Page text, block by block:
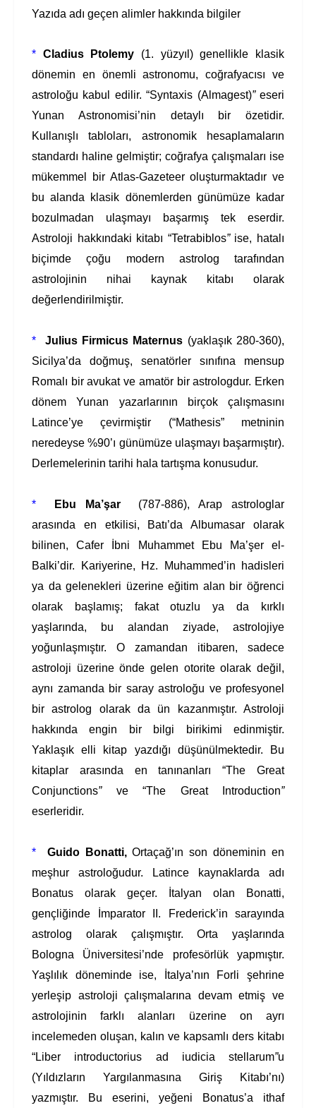
Yazıda adı geçen alimler hakkında bilgiler
* Cladius Ptolemy (1. yüzyıl) genellikle klasik
dönemin en önemli astronomu, coğrafyacısı ve
astroloğu kabul edilir. “Syntaxis (Almagest)”eseri
Yunan Astronomisi’nin detaylı bir özetidir.
Kullanışlı tabloları,
astronomik hesaplamaların
standardı haline gelmiştir; coğrafya çalışmaları ise
mükemmel bir Atlas-Gazeteer oluşturmaktadır ve
bu alanda klasik dönemlerden günümüze kadar
bozulmadan ulaşmayı başarmış tek eserdir.
Astroloji hakkındaki kitabı “Tetrabiblos” ise, hatalı
biçimde
çoğu modern astrolog tarafından
astrolojinin nihai kaynak kitabı olarak
değerlendirilmiştir.
* Julius Firmicus Maternus (yaklaşık 280-360),
Sicilya’da doğmuş, senatörler sınıfına mensup
Romalı bir avukat ve amatör bir astrologdur. Erken
dönem Yunan yazarlarının birçok çalışmasını
Latince’ye çevirmiştir (“Mathesis” metninin
neredeyse %90’ı günümüze ulaşmayı başarmıştır).
Derlemelerinin tarihi hala tartışma konusudur.
* Ebu Ma’şar
(787-886), Arap astrologlar
arasında en etkilisi, Batı’da Albumasar olarak
bilinen, Cafer İbni Muhammet Ebu Ma’şer el-
Balki’dir. Kariyerine, Hz. Muhammed’in hadisleri
ya da gelenekleri üzerine eğitim alan bir öğrenci
olarak başlamış; fakat otuzlu ya da kırklı
yaşlarında, bu alandan ziyade, astrolojiye
yoğunlaşmıştır. O zamandan itibaren, sadece
astroloji üzerine önde gelen otorite olarak değil,
aynı zamanda bir saray astroloğu ve profesyonel
bir astrolog olarak da ün kazanmıştır. Astroloji
hakkında engin bir bilgi birikimi edinmiştir.
Yaklaşık elli kitap yazdığı düşünülmektedir. Bu
kitaplar arasında en tanınanları “The Great
Conjunctions”ve “The Great Introduction”
eserleridir.
* Guido Bonatti,Ortaçağ’ın son döneminin en
meşhur astroloğudur. Latince kaynaklarda adı
Bonatus olarak geçer. İtalyan olan Bonatti,
gençliğinde İmparator II. Frederick’in sarayında
astrolog olarak çalışmıştır. Orta yaşlarında
Bologna Üniversitesi’nde profesörlük yapmıştır.
Yaşlılık döneminde ise, İtalya’nın Forli şehrine
yerleşip astroloji çalışmalarına devam etmiş ve
astrolojinin farklı alanları üzerine on ayrı
incelemeden oluşan, kalın ve kapsamlı ders kitabı
“Liber introductorius ad iudicia stellarum”u
(Yıldızların Yargılanmasına Giriş Kitabı’nı)
yazmıştır. Bu eserini, yeğeni Bonatus’a ithaf